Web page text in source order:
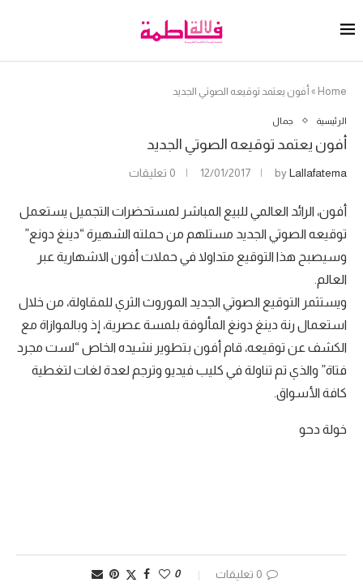
Home
»أفون يعتمد توقيعه الصوتي الجديد
الرئيسية جمال
أفون يعتمد توقيعه الصوتي الجديد
byLallafatema
12/01/2017 0 تعليقات
أفون، الرائد العالمي للبيع المباشر لمستحضرات التجميل يستعمل
توقيعه الصوتي الجديد مستلهم من حملته الشهيرة “دينغ دونع”
وسيصبح هذا التوقيع متداولا في حملات أفون الاشهارية عبر
العالم.
ويستثمر التوقيع الصوتي الجديد الموروث الثري للمقاولة، من خلال
استعمال رنة دينغ دونغ المألوفة بلمسة عصرية، إذ وبالموازاة مع
الكشف عن توقيعه، قام أفون بتطوير نشيده الخاص “لست مجرد
فتاة” والذي تم تناولة في كليب فيديو وترجم لعدة لغات لتغطية
كافة الأسواق.
خولة دحو
0 تعليقات 0